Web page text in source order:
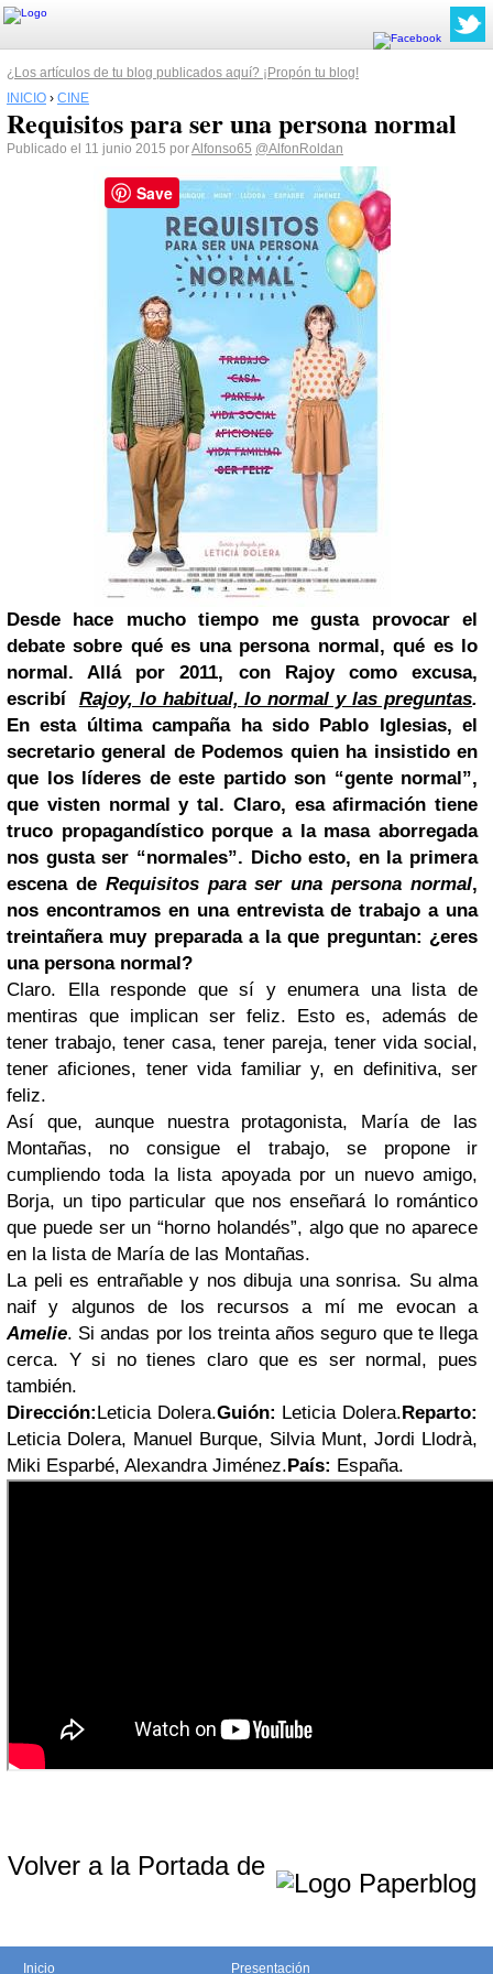
¿Los artículos de tu blog publicados aquí? ¡Propón tu blog!
INICIO › CINE
Requisitos para ser una persona normal
Publicado el 11 junio 2015 porAlfonso65 @AlfonRoldan
Desde hace mucho tiempo me gusta provocar el
debate sobre qué es una persona normal, qué es lo
normal. Allá por 2011, con Rajoy como excusa,
escribí Rajoy, lo habitual, lo normal y las preguntas.
En esta última campaña ha sido Pablo Iglesias, el
secretario general de Podemos quien ha insistido en
que los líderes de este partido son “gente normal”,
que visten normal y tal. Claro, esa afirmación tiene
truco propagandístico porque a la masa aborregada
nos gusta ser “normales”. Dicho esto, en la primera
escena de Requisitos para ser una persona normal,
nos encontramos en una entrevista de trabajo a una
treintañera muy preparada a la que preguntan: ¿eres
una persona normal?
Claro. Ella responde que sí y enumera una lista de
mentiras que implican ser feliz. Esto es, además de
tener trabajo, tener casa, tener pareja, tener vida social,
tener aficiones, tener vida familiar y, en definitiva, ser
feliz.
Así que, aunque nuestra protagonista, María de las
Montañas, no consigue el trabajo, se propone ir
cumpliendo toda la lista apoyada por un nuevo amigo,
Borja, un tipo particular que nos enseñará lo romántico
que puede ser un “horno holandés”, algo que no aparece
en la lista de María de las Montañas.
La peli es entrañable y nos dibuja una sonrisa. Su alma
naif y algunos de los recursos a mí me evocan a
Amelie. Si andas por los treinta años seguro que te llega
cerca. Y si no tienes claro que es ser normal, pues
también.
Dirección:Leticia Dolera.Guión: Leticia Dolera.Reparto:
Leticia Dolera, Manuel Burque, Silvia Munt, Jordi Llodrà,
Miki Esparbé, Alexandra Jiménez.País: España.
Volver a la Portada de
Inicio Presentación
Save